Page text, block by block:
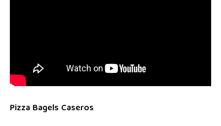
Pizza Bagels Caseros